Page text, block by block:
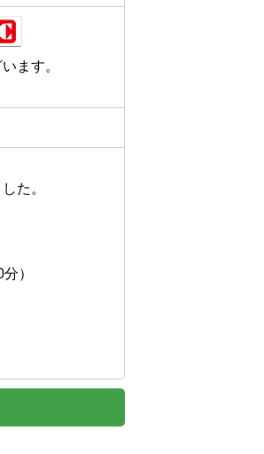
ます。
た。
）